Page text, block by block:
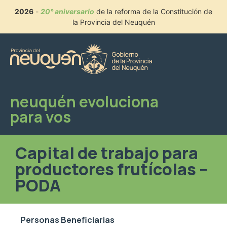
2026 - 20° aniversario de la reforma de la Constitución de
la Provincia del Neuquén
neuquén evoluciona
para vos
Capital de trabajo para
productores frutícolas –
PODA
Personas Beneficiarias